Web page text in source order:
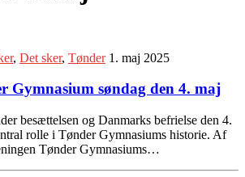
, Det sker, Tønder 1. maj 2025
Gymnasium søndag den 4. maj
besættelsen og Danmarks befrielse den 4.
rolle i Tønder Gymnasiums historie. Af
Tønder Gymnasiums…